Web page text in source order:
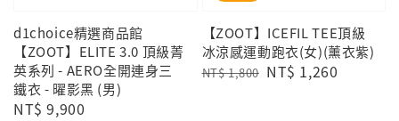
d1choice精選商品館
【ZOOT】ELITE 3.0 頂級菁
英系列 - AERO全開連身三
鐵衣 - 曜影黑 (男)
Regular
NT$ 9,900
【ZOOT】ICEFIL TEE頂級
冰涼感運動跑衣(女)(薰衣紫)
Regular
NT$ 1,800 Sale
NT$ 1,260